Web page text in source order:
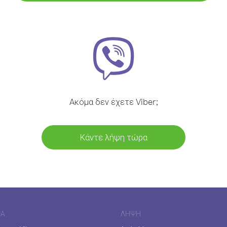
Ακόμα δεν έχετε Viber;
Κάντε λήψη τώρα
ΛΉΨΗ